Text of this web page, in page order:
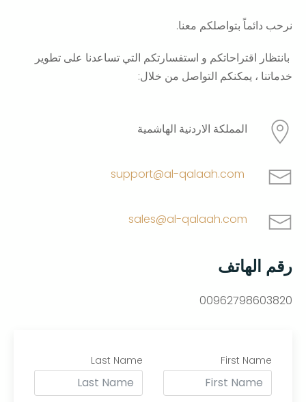
نرحب دائماً بتواصلكم معنا.
بانتظار اقتراحاتكم و استفسارتكم التي تساعدنا على تطوير
خدماتنا ، يمكنكم التواصل من خلال:
المملكة الاردنية الهاشمية
support@al-qalaah.com
sales@al-qalaah.com
رقم الهاتف
00962798603820
First Name
Last Name